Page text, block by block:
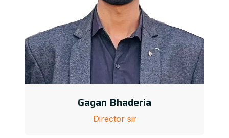
Gagan Bhaderia
Director sir